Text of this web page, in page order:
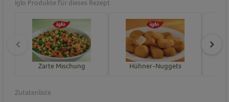
Iglo Produkte für dieses Rezept
Zarte Mischung Hühner-Nuggets
Zutatenliste